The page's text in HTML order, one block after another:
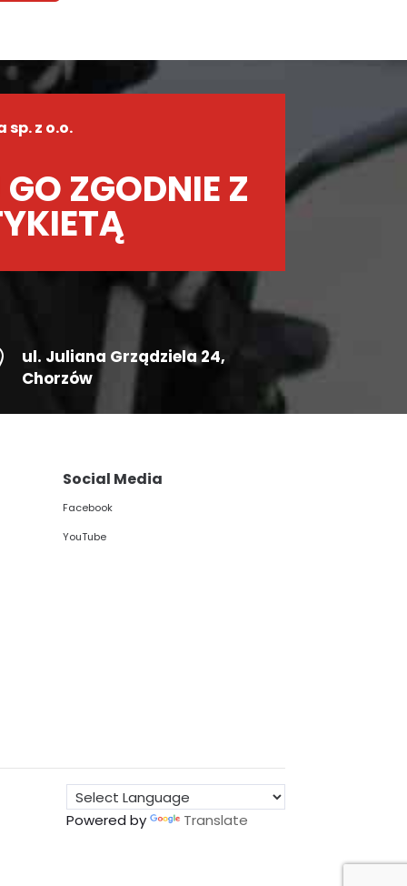
sp. z o.o.
ZGODNIE Z
ul. Juliana Grządziela 24,
Chorzów
Social Media
Facebook
YouTube
Powered by Translate